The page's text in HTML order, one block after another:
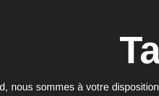
nous sommes à votre